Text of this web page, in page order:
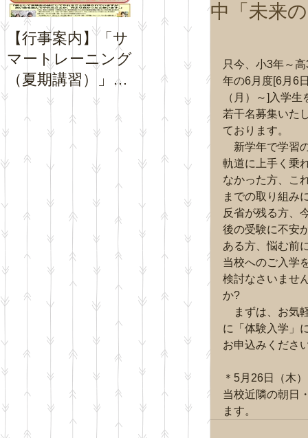
【行事案内】「サ
マートレーニング
（夏期講習）」の
お申込受付を開始
いたします。
み期間中の「通常
トレーニング」の
日程について
プロ
チコ
さい。
中「未来
只今、小3年～高
年の6月度[6月6
（月）～]入学生
若干名募集いた
ております。
新学年で学習
軌道に上手く乗
なかった方、こ
までの取り組み
反省が残る方、
後の受験に不安
ある方、悩む前
当校へのご入学
検討なさいませ
か?
まずは、お気
に「体験入学」
お申込みくださ
＊5月26日（木
当校近隣の朝日
ます。